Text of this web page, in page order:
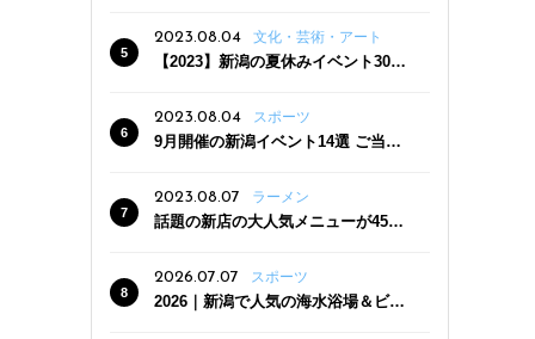
2023.08.04
文化・芸術・アート
【2023】新潟の夏休みイベント30
2023.08.04
スポーツ
9月開催の新潟イベント14選 ご当地
2023.08.07 ラーメン
話題の新店の大人気メニューが450
クーポン登場
2026.07.07 スポーツ
2026｜新潟で人気の海水浴場＆ビー